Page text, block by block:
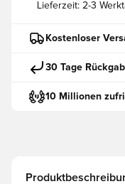
Lieferzeit: 2-3
Kostenloser
30 Tage
10 Millionen